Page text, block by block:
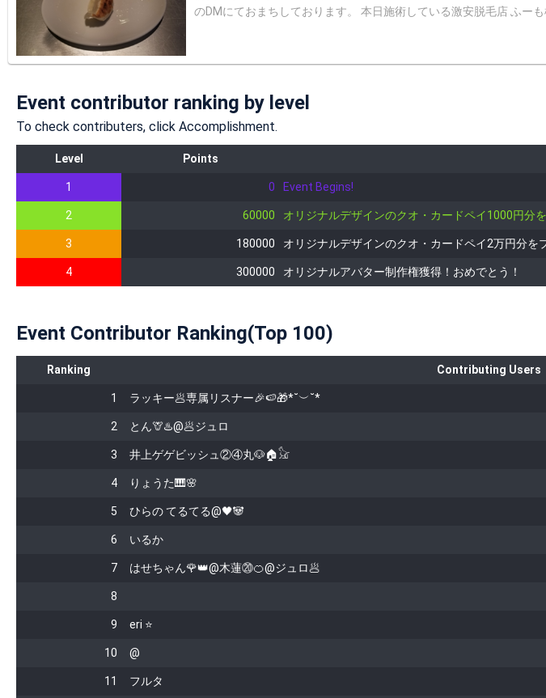
のDMにておまちしております。 本日施術している激安脱毛店 ふ
インとなっています。 私が撮影した作品をラジオ画像にしていますので、よかったらそ
ww.youtube.com/channel/UCzxdGZEHMLsCRfjP8_bwzbQ
Event contributor ranking by level
To check contributers, click Accomplishment.
Level Points
1 0 Event Begins!
2 60000 オリジナルデザインのクオ・カードペイ1000円分
3 180000 オリジナルデザインのクオ・カードペイ2万円分を
4 300000 オリジナルアバター制作権獲得！おめでとう！
Event Contributor Ranking(Top 100)
Ranking Contributing Users
1 ラッキー🥟専属リスナー⁠⁠🎉🍉🎁*⁠˘⁠︶⁠˘⁠*⁠
2 とん🦒♨️@🥟ジュロ
3 井上ゲゲビッシュ②④丸🐶🏠️𓃠
4 りょうた🎹🌸
5 ひらの てるてる@🖤🐼
6 いるか
7 はせちゃん🌹👑@木蓮⑳🍊@ジュロ🥟
8
9 eri ⭐️
10 @
11 フルタ